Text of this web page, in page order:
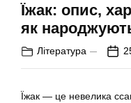
Їжак: опис,
як
Література
Їжак — це невелика